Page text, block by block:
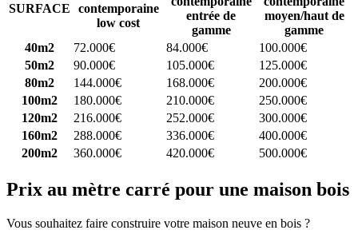
SURFACE
contemporaine
low cost
entrée de
gamme
moyen/haut de
gamme
40m2
72.000€ 84.000€
100.000€
50m2
90.000€ 105.000€
125.000€
80m2
144.000€ 168.000€
200.000€
100m2
180.000€ 210.000€
250.000€
120m2
216.000€ 252.000€
300.000€
160m2
288.000€ 336.000€
400.000€
200m2
360.000€ 420.000€ 500.000€
Prix au mètre carré pour une maison bois
Vous souhaitez faire construire votre maison neuve en bois ?